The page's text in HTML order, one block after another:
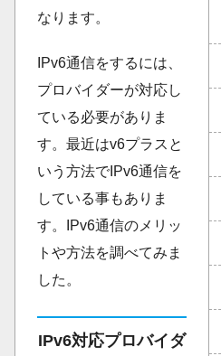
なります。
IPv6通信をするには、
プロバイダーが対応し
ている必要がありま
す。最近はv6プラスと
いう方法でIPv6通信を
している事もありま
す。IPv6通信のメリッ
トや方法を調べてみま
した。
IPv6対応プロバイダ